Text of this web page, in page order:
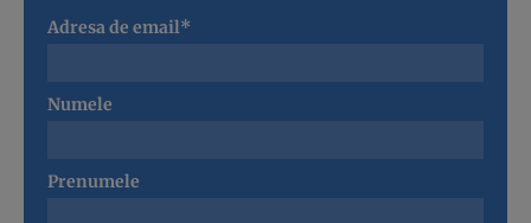
Adresa de email*
Numele
Prenumele